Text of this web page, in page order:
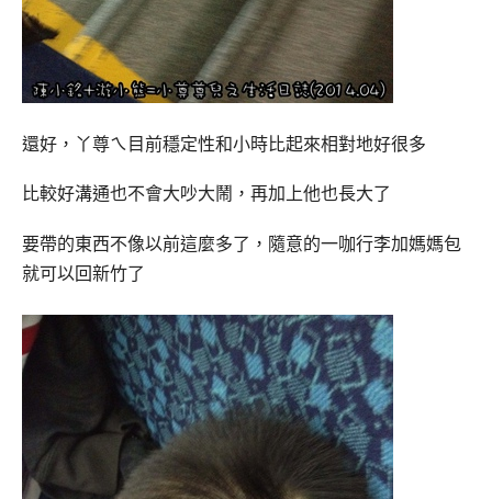
還好，丫尊ㄟ目前穩定性和小時比起來相對地好很多
比較好溝通也不會大吵大鬧，再加上他也長大了
要帶的東西不像以前這麼多了，隨意的一咖行李加媽媽包
就可以回新竹了